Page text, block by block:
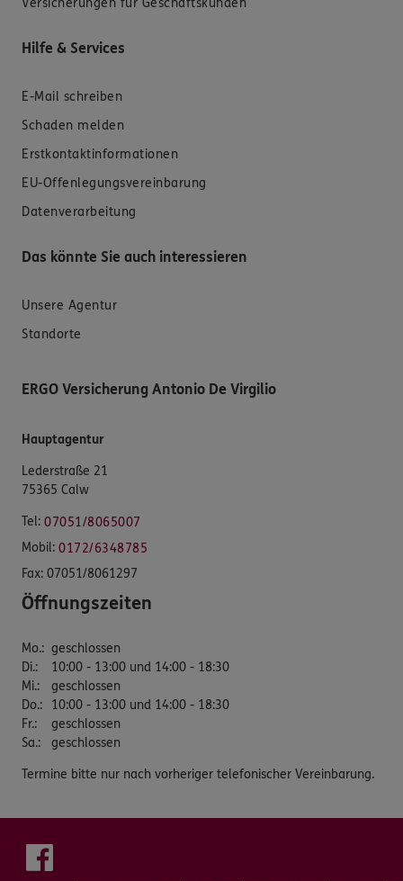
Hilfe & Services
E-Mail schreiben
Schaden melden
Erstkontaktinformationen
EU-Offenlegungsvereinbarung
Datenverarbeitung
Das könnte Sie auch interessieren
Unsere Agentur
Standorte
ERGO Versicherung Antonio De Virgilio
Hauptagentur
Lederstraße 21
75365 Calw
Tel: 07051/8065007
Mobil: 0172/6348785
Fax: 07051/8061297
Öffnungszeiten
Mo.: geschlossen
Di.:
10:00 - 13:00 und 14:00 - 18:30
Mi.:
geschlossen
Do.:
10:00 - 13:00 und 14:00 - 18:30
Fr.:
geschlossen
Sa.: geschlossen
Termine bitte nur nach vorheriger telefonischer Vereinbarung.